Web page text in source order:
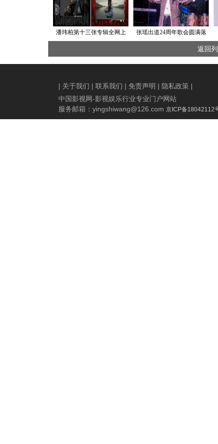
潘玮柏第十三张专辑全网上
底狂潮
张瑶出道24周年歌会圆满落
幕：以歌会友，不忘初心
返回
| 关于我们 | 联系我们 | 免责声明 | 隐私政策 |
中国影视网-影视娱乐行业专业门户网站
服务邮箱： yingshiwang@126.com 京ICP备18042112